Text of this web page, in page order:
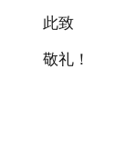
此致
敬礼！